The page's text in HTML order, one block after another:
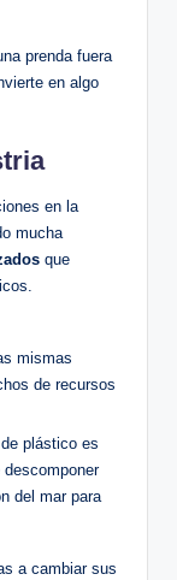
prenda fuera
en algo
en la
mucha
que
mismas
de recursos
plástico es
del mar para
a cambiar sus